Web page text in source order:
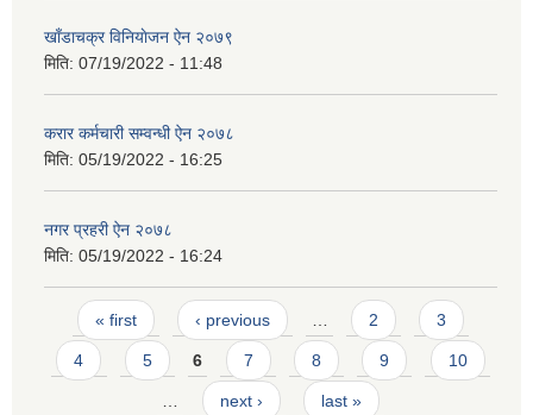
खाँडाचक्र विनियाेजन ऐन २०७९
मिति: 07/19/2022 - 11:48
करार कर्मचारी सम्वन्धी ऐन २०७८
मिति: 05/19/2022 - 16:25
नगर प्रहरी ऐन २०७८
मिति: 05/19/2022 - 16:24
Pages
« first ‹ previous … 2 3
4 5 6 7 8 9 10
… next › last »